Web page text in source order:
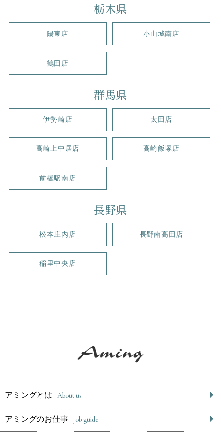
栃木県
陽東店 小山城南店
鶴田店
群馬県
伊勢崎店 太田店
高崎上中居店 高崎飯塚店
前橋駅南店
長野県
松本庄内店 長野南高田店
稲里中央店
アミングとは About us
アミングのお仕事 Job guide